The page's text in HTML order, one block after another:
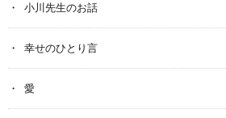
小川先生のお話
幸せのひとり言
愛